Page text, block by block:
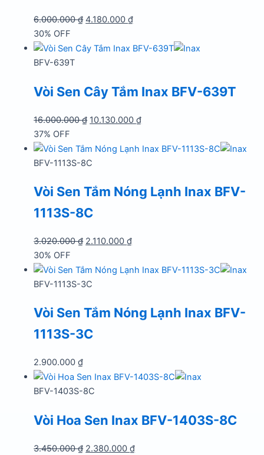
6.000.000₫ Giá
là:
4.180.000₫Giá
tại
30% OFF
BFV-639T
Vòi Sen Cây Tắm Inax BFV-639T
16.000.000₫ Giá
là:
16.000.000 ₫.
10.130.000₫Giá
tại
37% OFF
BFV-1113S-8C
Vòi Sen Tắm Nóng Lạnh Inax BFV-
1113S-8C
3.020.000₫ Giá
là:
3.020.000 ₫.
2.110.000₫Giá
tại
30% OFF
BFV-1113S-3C
Vòi Sen Tắm Nóng Lạnh Inax BFV-
1113S-3C
2.900.000₫
BFV-1403S-8C
Vòi Hoa Sen Inax BFV-1403S-8C
3.450.000₫ Giá
2.380.000₫Giá